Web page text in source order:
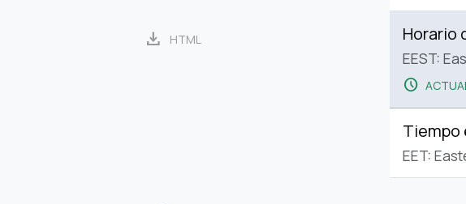
download HTML Horario
EEST:
schedule
Tiempo
EET: